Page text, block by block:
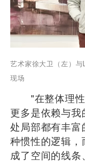
艺术家徐大卫（左）
现场
"在整体理性
更多是依赖与
处局部都有丰
种惯性的逻辑
成了空间的线条